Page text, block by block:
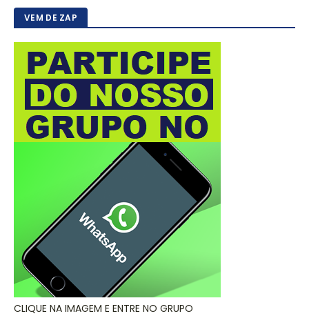
VEM DE ZAP
CLIQUE NA IMAGEM E ENTRE NO GRUPO